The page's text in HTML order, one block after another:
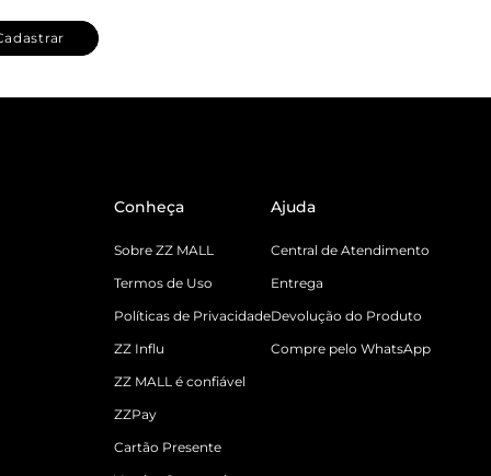
Conheça
Sobre ZZ MALL
Termos de Uso
Políticas de Privacidade
ZZ Influ
ZZ MALL é confiável
ZZPay
Cartão Presente
Ajuda
Central de Atendimento
Entrega
Devolução do Produto
Compre pelo WhatsApp